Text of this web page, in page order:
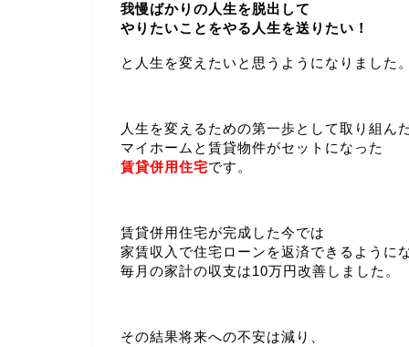
我慢ばかりの人生を脱出して
やりたいことをやる人生を送りたい！
と人生を変えたいと思うようになりました。
人生を変えるための第一歩として取り組ん
マイホームと賃貸物件がセットになった
賃貸併用住宅です。
賃貸併用住宅が完成した今では
家賃収入で住宅ローンを返済できるようにな
毎月の家計の収支は10万円改善しました。
その結果将来への不安は減り、